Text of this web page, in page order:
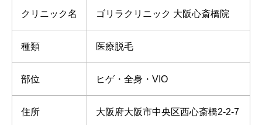
クリニック名 ゴリラクリニック 大阪心斎橋院
種類 医療脱毛
部位 ヒゲ・全身・VIO
住所 大阪府大阪市中央区西心斎橋2-2-7